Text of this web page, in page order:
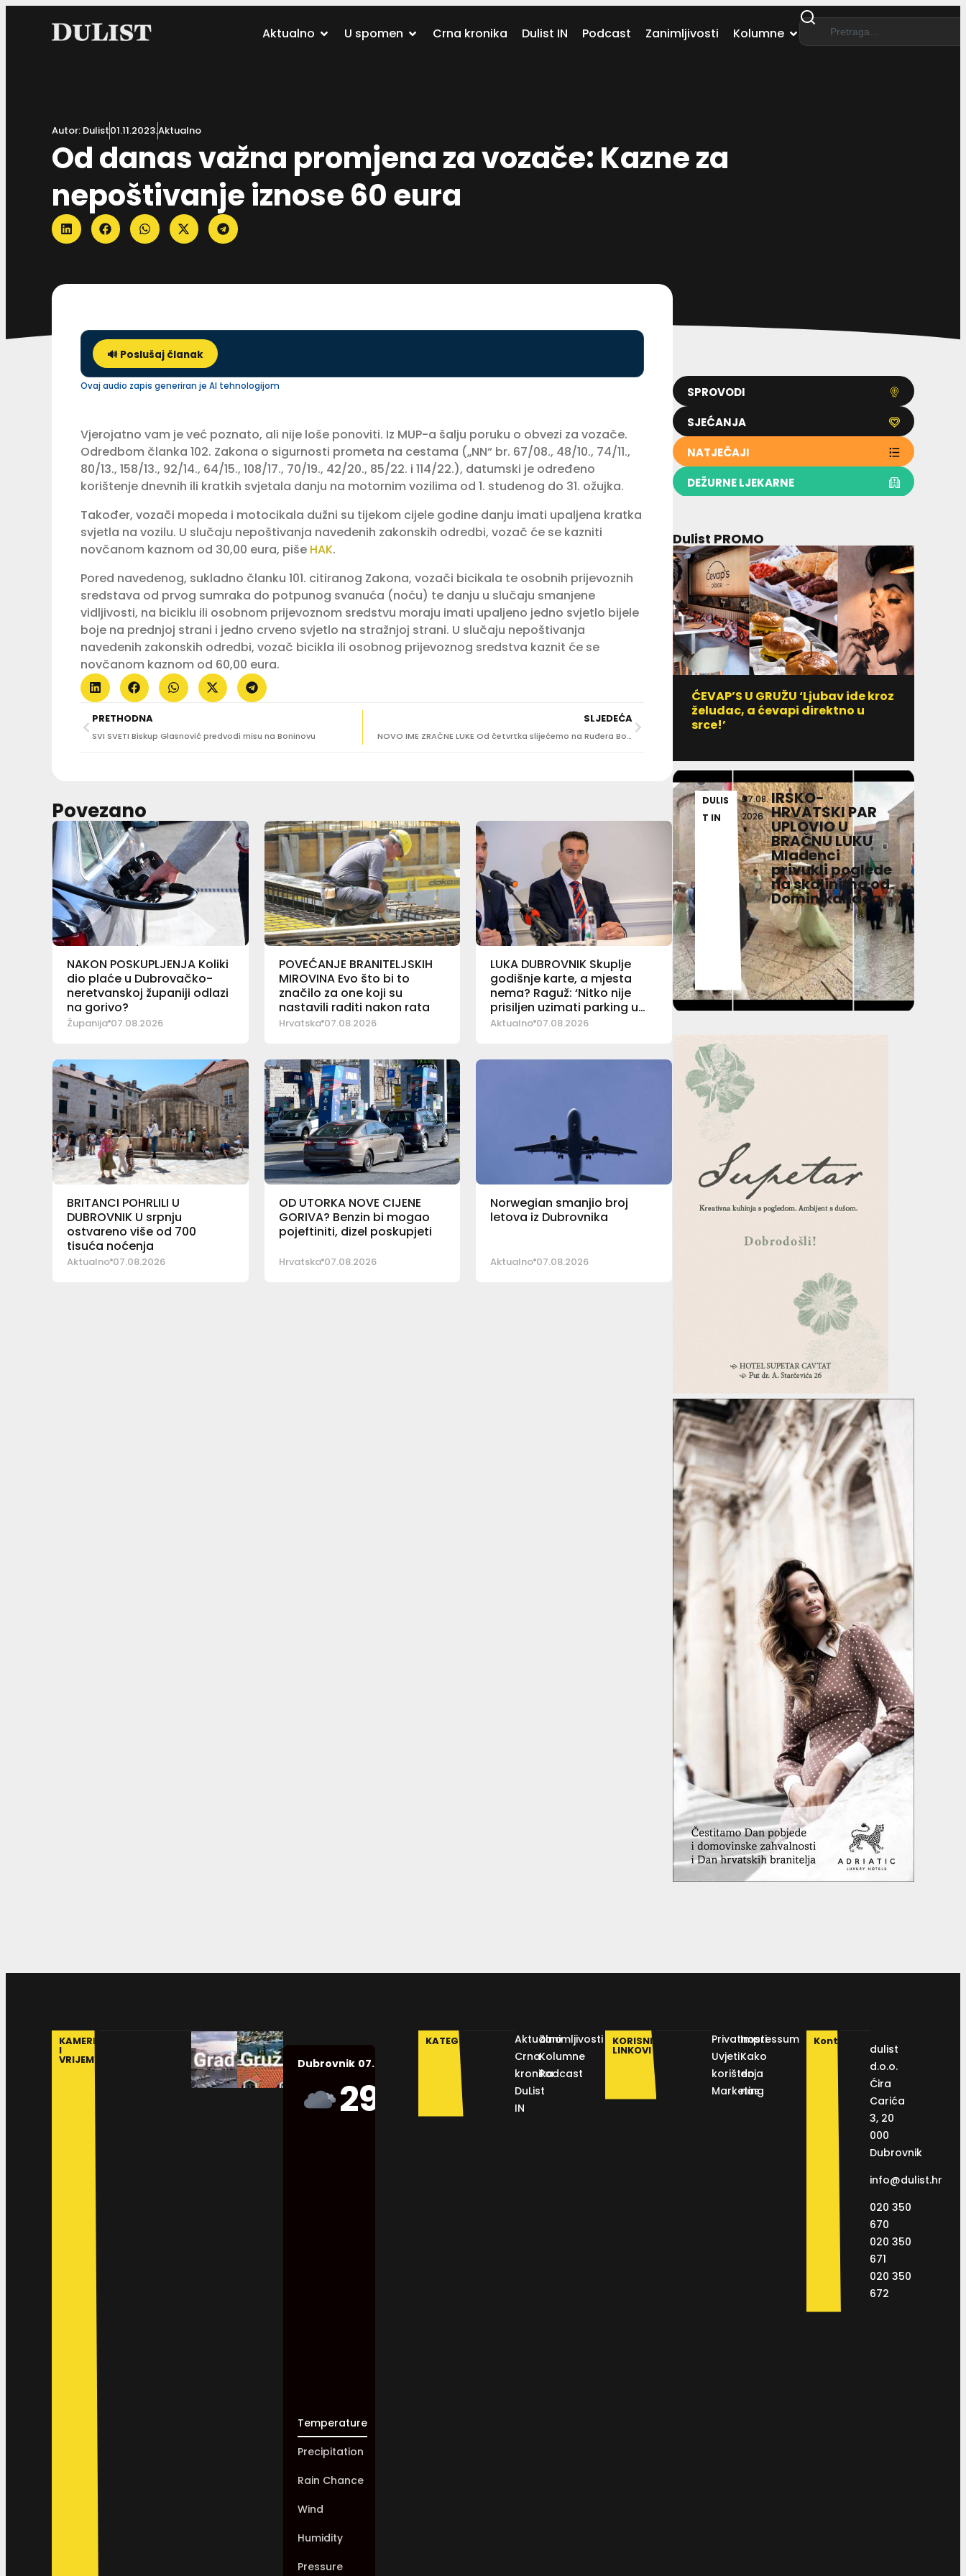
Aktualno U spomen Crna kronika Dulist IN Podcast Zanimljivosti Kolumne
Autor: Dulist01.11.2023.Aktualno
Od danas važna promjena za vozače: Kazne za
nepoštivanje iznose 60 eura
🔊 Poslušaj članak
Ovaj audio zapis generiran je AI tehnologijom
Vjerojatno vam je već poznato, ali nije loše ponoviti. Iz MUP-a šalju poruku o obvezi za vozače.
Odredbom članka 102. Zakona o sigurnosti prometa na cestama („NN“ br. 67/08., 48/10., 74/11.,
80/13., 158/13., 92/14., 64/15., 108/17., 70/19., 42/20., 85/22. i 114/22.), datumski je određeno
korištenje dnevnih ili kratkih svjetala danju na motornim vozilima od 1. studenog do 31. ožujka.
Također, vozači mopeda i motocikala dužni su tijekom cijele godine danju imati upaljena kratka
svjetla na vozilu. U slučaju nepoštivanja navedenih zakonskih odredbi, vozač će se kazniti
novčanom kaznom od 30,00 eura, piše HAK.
Pored navedenog, sukladno članku 101. citiranog Zakona, vozači bicikala te osobnih prijevoznih
sredstava od prvog sumraka do potpunog svanuća (noću) te danju u slučaju smanjene
vidljivosti, na biciklu ili osobnom prijevoznom sredstvu moraju imati upaljeno jedno svjetlo bijele
boje na prednjoj strani i jedno crveno svjetlo na stražnjoj strani. U slučaju nepoštivanja
navedenih zakonskih odredbi, vozač bicikla ili osobnog prijevoznog sredstva kaznit će se
novčanom kaznom od 60,00 eura.
PRETHODNA
SVI SVETI Biskup Glasnović predvodi misu na Boninovu
SLJEDEĆA
NOVO IME ZRAČNE LUKE Od četvrtka slijećemo na Ruđera Boškovića!
Povezano
NAKON POSKUPLJENJA Koliki
dio plaće u Dubrovačko-
neretvanskoj županiji odlazi
na gorivo?
Županija 07.08.2026
POVEĆANJE BRANITELJSKIH
MIROVINA Evo što bi to
značilo za one koji su
nastavili raditi nakon rata
Hrvatska 07.08.2026
LUKA DUBROVNIK Skuplje
godišnje karte, a mjesta
nema? Raguž: ‘Nitko nije
prisiljen uzimati parking u
Luci’
Aktualno 07.08.2026
BRITANCI POHRLILI U
DUBROVNIK U srpnju
ostvareno više od 700
tisuća noćenja
Aktualno 07.08.2026
OD UTORKA NOVE CIJENE
GORIVA? Benzin bi mogao
pojeftiniti, dizel poskupjeti
Hrvatska 07.08.2026
Norwegian smanjio broj
letova iz Dubrovnika
Aktualno 07.08.2026
SPROVODI
SJEĆANJA
NATJEČAJI
DEŽURNE LJEKARNE
Dulist PROMO
ĆEVAP’S U GRUŽU ‘Ljubav ide kroz
želudac, a ćevapi direktno u
srce!’
DULIS
T IN
07.08.
2026
IRSKO-
HRVATSKI PAR
UPLOVIO U
BRAČNU LUKU
Mladenci
privukli poglede
na skalinima od
Dominikanaca
KAMERE
I
VRIJEME Dubrovnik 07.08.2026.
29
Humidity:
Temperature
Precipitation
Rain Chance
Wind
Humidity
Pressure
KATEGORIJE
Aktualno
Crna
kronika
DuList
IN
Zanimljivosti
Kolumne
Podcast
KORISNI
LINKOVI
Privatnosti
Uvjeti
korištenja
Marketing
Impressum
Kako
do
nas
Kontakt
dulist
d.o.o.
Ćira
Carića
3, 20
000
Dubrovnik
info@dulist.hr
020 350
670
020 350
671
020 350
672